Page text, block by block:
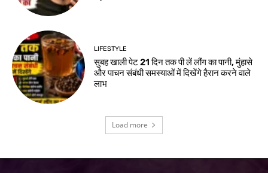
LIFESTYLE
सुबह खाली पेट 21 दिन तक पी लें लौंग का पानी, मुंहासे
और पाचन संबंधी समस्याओं में दिखेंगे हैरान करने वाले
लाभ
Load more